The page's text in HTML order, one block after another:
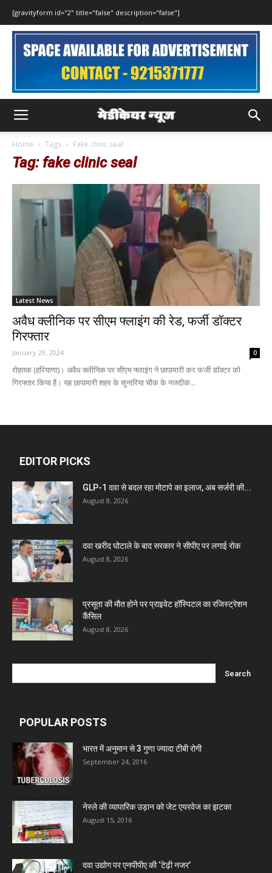
[gravityform id="2" title="false" description="false"]
Home Tags Fake clinic seal
Tag: fake clinic seal
Latest News
अवैध क्लीनिक पर सीएम फ्लाइंग की रेड, फर्जी डॉक्टर
गिरफ्तार
January 29, 2024 0
रोहतक (हरियाणा)। अवैध क्लीनिक पर सीएम फ्लाइंग ने छापामारी कर फर्जी डॉक्टर को
गिरफ्तार किया है। यह छापामारी शहर के सुनारिया चौक के नजदीक...
EDITOR PICKS
GLP-1 दवा से बदल रहा मोटापे का इलाज, अब सर्जरी की...
August 8, 2026
दवा खरीद घोटाले के बाद सरकार ने सीपीए पर लगाई रोक
August 8, 2026
प्रसूता की मौत होने पर प्राइवेट हॉस्पिटल का रजिस्ट्रेशन
कैंसिल
August 8, 2026
POPULAR POSTS
भारत में अनुमान से 3 गुणा ज्यादा टीबी रोगी
September 24, 2016
नेस्ले की व्यापारिक उड़ान को जेट एयरवेज का झटका
August 15, 2016
दवा उद्योग पर एनपीपीए की ‘टेढ़ी नजर’